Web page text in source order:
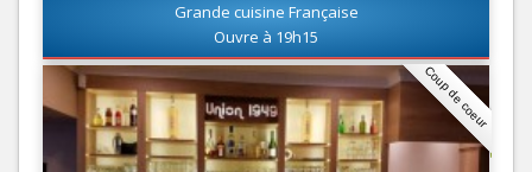
Grande cuisine Française
Ouvre à 19h15
Coup de coeur